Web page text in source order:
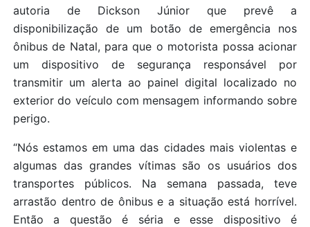
autoria de Dickson Júnior que prevê a
disponibilização de um botão de emergência nos
ônibus de Natal, para que o motorista possa acionar
um dispositivo de segurança responsável por
transmitir um alerta ao painel digital localizado no
exterior do veículo com mensagem informando sobre
perigo.
“Nós estamos em uma das cidades mais violentas e
algumas das grandes vítimas são os usuários dos
transportes públicos. Na semana passada, teve
arrastão dentro de ônibus e a situação está horrível.
Então a questão é séria e esse dispositivo é